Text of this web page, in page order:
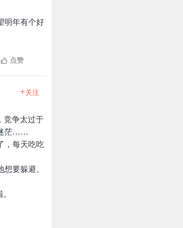
明年有个好
点赞
+关注
竞争太过于
迷茫……
，每天吃吃
要躲避。